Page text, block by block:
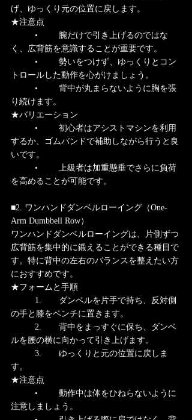
げ、ゆっくり元の位置に戻します。
★注意点
く、広背筋を意識することが重要です。
トロールした動作を心がけましょう。
り続けます。
★バリエーション
するか、ゴムバンドで補助しながら行うと良
いです。
を高めることが可能です。
■2. ワンハンドダンベルローイング（One-
Arm Dumbbell Row）
ワンハンドダンベルローイングは、片側ずつ
広背筋を集中的に鍛えることができる種目で
す。特に背中の左右のバランスを整えたい方
におすすめです。
★フォームと手順
の手と膝をベンチに置きます。
ルを腰の横に向かって引き上げます。
す。
★注意点
注意しましょう。